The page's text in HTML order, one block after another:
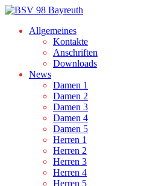
Allgemeines
Kontakte
Anschriften
Downloads
News
Damen 1
Damen 2
Damen 3
Damen 4
Damen 5
Herren 1
Herren 2
Herren 3
Herren 4
Herren 5